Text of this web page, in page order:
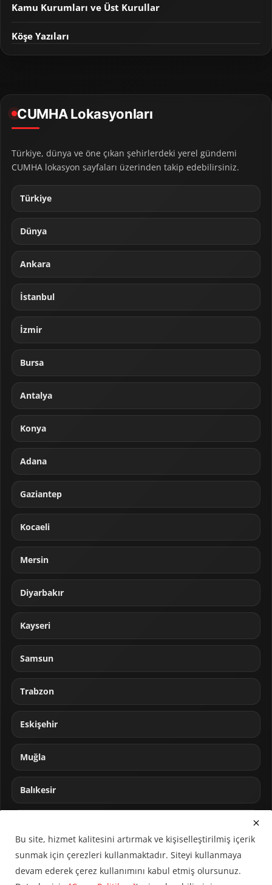
Kamu Kurumları ve Üst Kurullar
Köşe Yazıları
CUMHA Lokasyonları
Türkiye, dünya ve öne çıkan şehirlerdeki yerel gündemi
CUMHA lokasyon sayfaları üzerinden takip edebilirsiniz.
Türkiye
Dünya
Ankara
İstanbul
İzmir
Bursa
Antalya
Konya
Adana
Gaziantep
Kocaeli
Mersin
Diyarbakır
Kayseri
Samsun
Trabzon
Eskişehir
Muğla
Balıkesir
Bu site, hizmet kalitesini artırmak ve kişiselleştirilmiş içerik
sunmak için çerezleri kullanmaktadır. Siteyi kullanmaya
devam ederek çerez kullanımını kabul etmiş olursunuz.